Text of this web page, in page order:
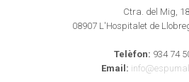
Ctra. del Mig,
08907 L'Hospitalet de
Telèfon: 934 74
Email: